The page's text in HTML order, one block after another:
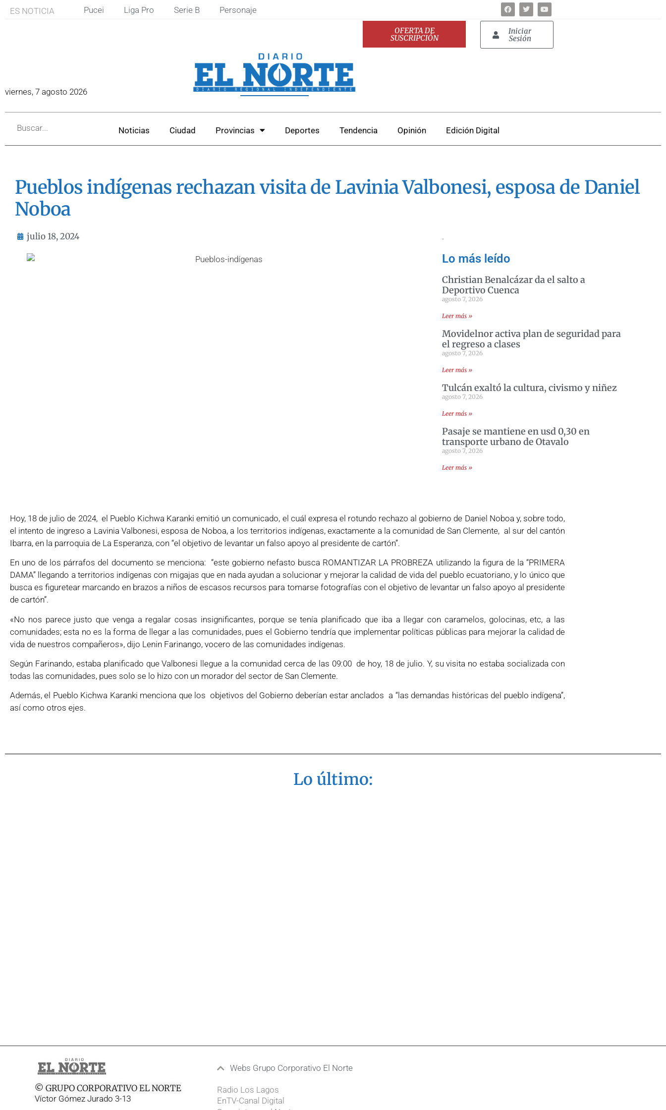
ES NOTICIA Pucei Liga Pro Serie B Personaje
OFERTA DE
SUSCRIPCIÓN
Iniciar
Sesión
viernes, 7 agosto 2026
Noticias Ciudad Provincias Deportes Tendencia Opinión Edición Digital
Pueblos indígenas rechazan visita de Lavinia Valbonesi, esposa de Daniel
Noboa
julio 18, 2024 .
Lo más leído
Christian Benalcázar da el salto a
Deportivo Cuenca
agosto 7, 2026
Leer más »
Movidelnor activa plan de seguridad para
el regreso a clases
agosto 7, 2026
Leer más »
Tulcán exaltó la cultura, civismo y niñez
agosto 7, 2026
Leer más »
Pasaje se mantiene en usd 0,30 en
transporte urbano de Otavalo
agosto 7, 2026
Leer más »
Hoy, 18 de julio de 2024, el Pueblo Kichwa Karanki emitió un comunicado, el cuál expresa el rotundo rechazo al gobierno de Daniel Noboa y, sobre todo,
el intento de ingreso a Lavinia Valbonesi, esposa de Noboa, a los territorios indígenas, exactamente a la comunidad de San Clemente, al sur del cantón
Ibarra, en la parroquia de La Esperanza, con “el objetivo de levantar un falso apoyo al presidente de cartón”.
En uno de los párrafos del documento se menciona: “este gobierno nefasto busca ROMANTIZAR LA PROBREZA utilizando la figura de la “PRIMERA
DAMA” llegando a territorios indígenas con migajas que en nada ayudan a solucionar y mejorar la calidad de vida del pueblo ecuatoriano, y lo único que
busca es figuretear marcando en brazos a niños de escasos recursos para tomarse fotografías con el objetivo de levantar un falso apoyo al presidente
de cartón”.
«No nos parece justo que venga a regalar cosas insignificantes, porque se tenía planificado que iba a llegar con caramelos, golocinas, etc, a las
comunidades; esta no es la forma de llegar a las comunidades, pues el Gobierno tendría que implementar políticas públicas para mejorar la calidad de
vida de nuestros compañeros», dijo Lenin Farinango, vocero de las comunidades indígenas.
Según Farinando, estaba planificado que Valbonesi llegue a la comunidad cerca de las 09:00 de hoy, 18 de julio. Y, su visita no estaba socializada con
todas las comunidades, pues solo se lo hizo con un morador del sector de San Clemente.
Además, el Pueblo Kichwa Karanki menciona que los objetivos del Gobierno deberían estar anclados a “las demandas históricas del pueblo indígena”,
así como otros ejes.
Lo último:
© GRUPO CORPORATIVO EL NORTE
Víctor Gómez Jurado 3-13
Webs Grupo Corporativo El Norte
Radio Los Lagos
EnTV-Canal Digital